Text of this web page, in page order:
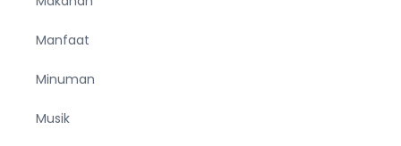
Manfaat
Minuman
Musik